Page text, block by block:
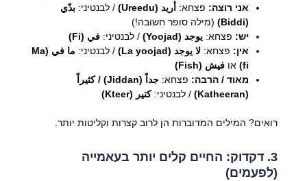
אני רוצה: פצחא: أريد (Ureedu) / לבנטיני: بدّي
(Biddi)
(מילה סופר חשובה!)
יש: פצחא: يوجد (Yoojad) / לבנטיני: في (Fi)
אין: פצחא: لا يوجد (La yoojad) / לבנטיני:
ما في (Ma
fi) או فيش (Fish)
מאוד / הרבה: פצחא:
جداً (Jiddan) / كثيراً
(Katheeran)
/ לבנטיני:كتير (Kteer)
רואים? המילים המדוברות הן לרוב קצרות וקליטות יותר.
3. דקדוק: החיים קלים יותר בעאמייה
(לפעמים)